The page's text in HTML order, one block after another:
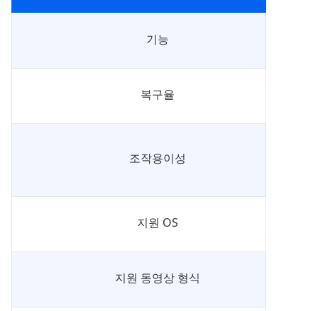
기능
복구율
조작용이성
지원 OS
지원 동영상 형식